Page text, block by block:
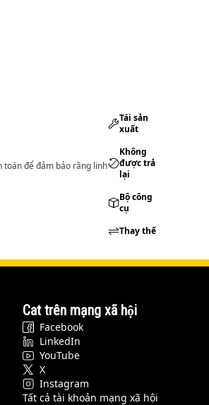
toán để đảm bảo rằng linh
Tái sản
xuất
Không
được trả
lại
Bộ công
cụ
Thay thế
Cat trên mạng xã hội
Facebook
LinkedIn
YouTube
X
Instagram
Tất cả tài khoản mạng xã hội